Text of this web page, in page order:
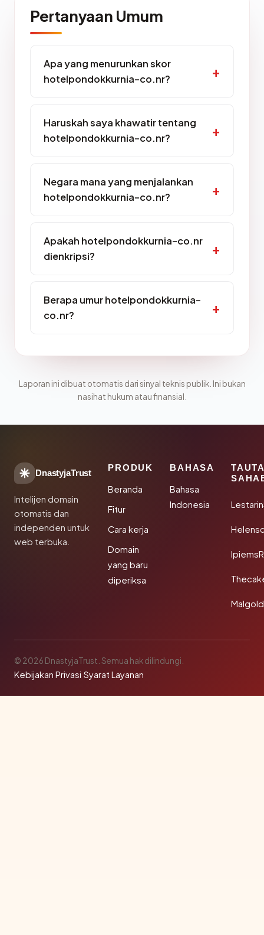
Pertanyaan Umum
Apa yang menurunkan skor
hotelpondokkurnia-co.nr?
Haruskah saya khawatir tentang
hotelpondokkurnia-co.nr?
Negara mana yang menjalankan
hotelpondokkurnia-co.nr?
Apakah hotelpondokkurnia-co.nr
dienkripsi?
Berapa umur hotelpondokkurnia-
co.nr?
Laporan ini dibuat otomatis dari sinyal teknis publik. Ini bukan
nasihat hukum atau finansial.
DnastyjaTrust
Intelijen domain
otomatis dan
independen untuk
web terbuka.
PRODUK
Beranda
Fitur
Cara kerja
Domain
yang baru
diperiksa
BAHASA
Bahasa
Indonesia
© 2026 DnastyjaTrust. Semua hak dilindungi.
Kebijakan Privasi·Syarat Layanan